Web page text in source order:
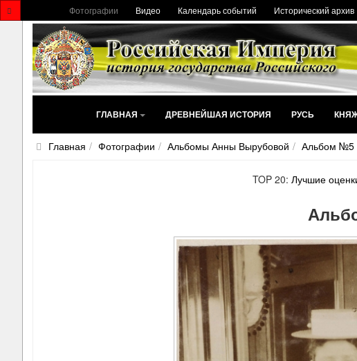
Фотографии Видео Календарь событий Исторический архив
ГЛАВНАЯ ДРЕВНЕЙШАЯ ИСТОРИЯ РУСЬ
Главная Фотографии Альбомы Анны Вырубовой Альбом №5
TOP 20:Лучшие